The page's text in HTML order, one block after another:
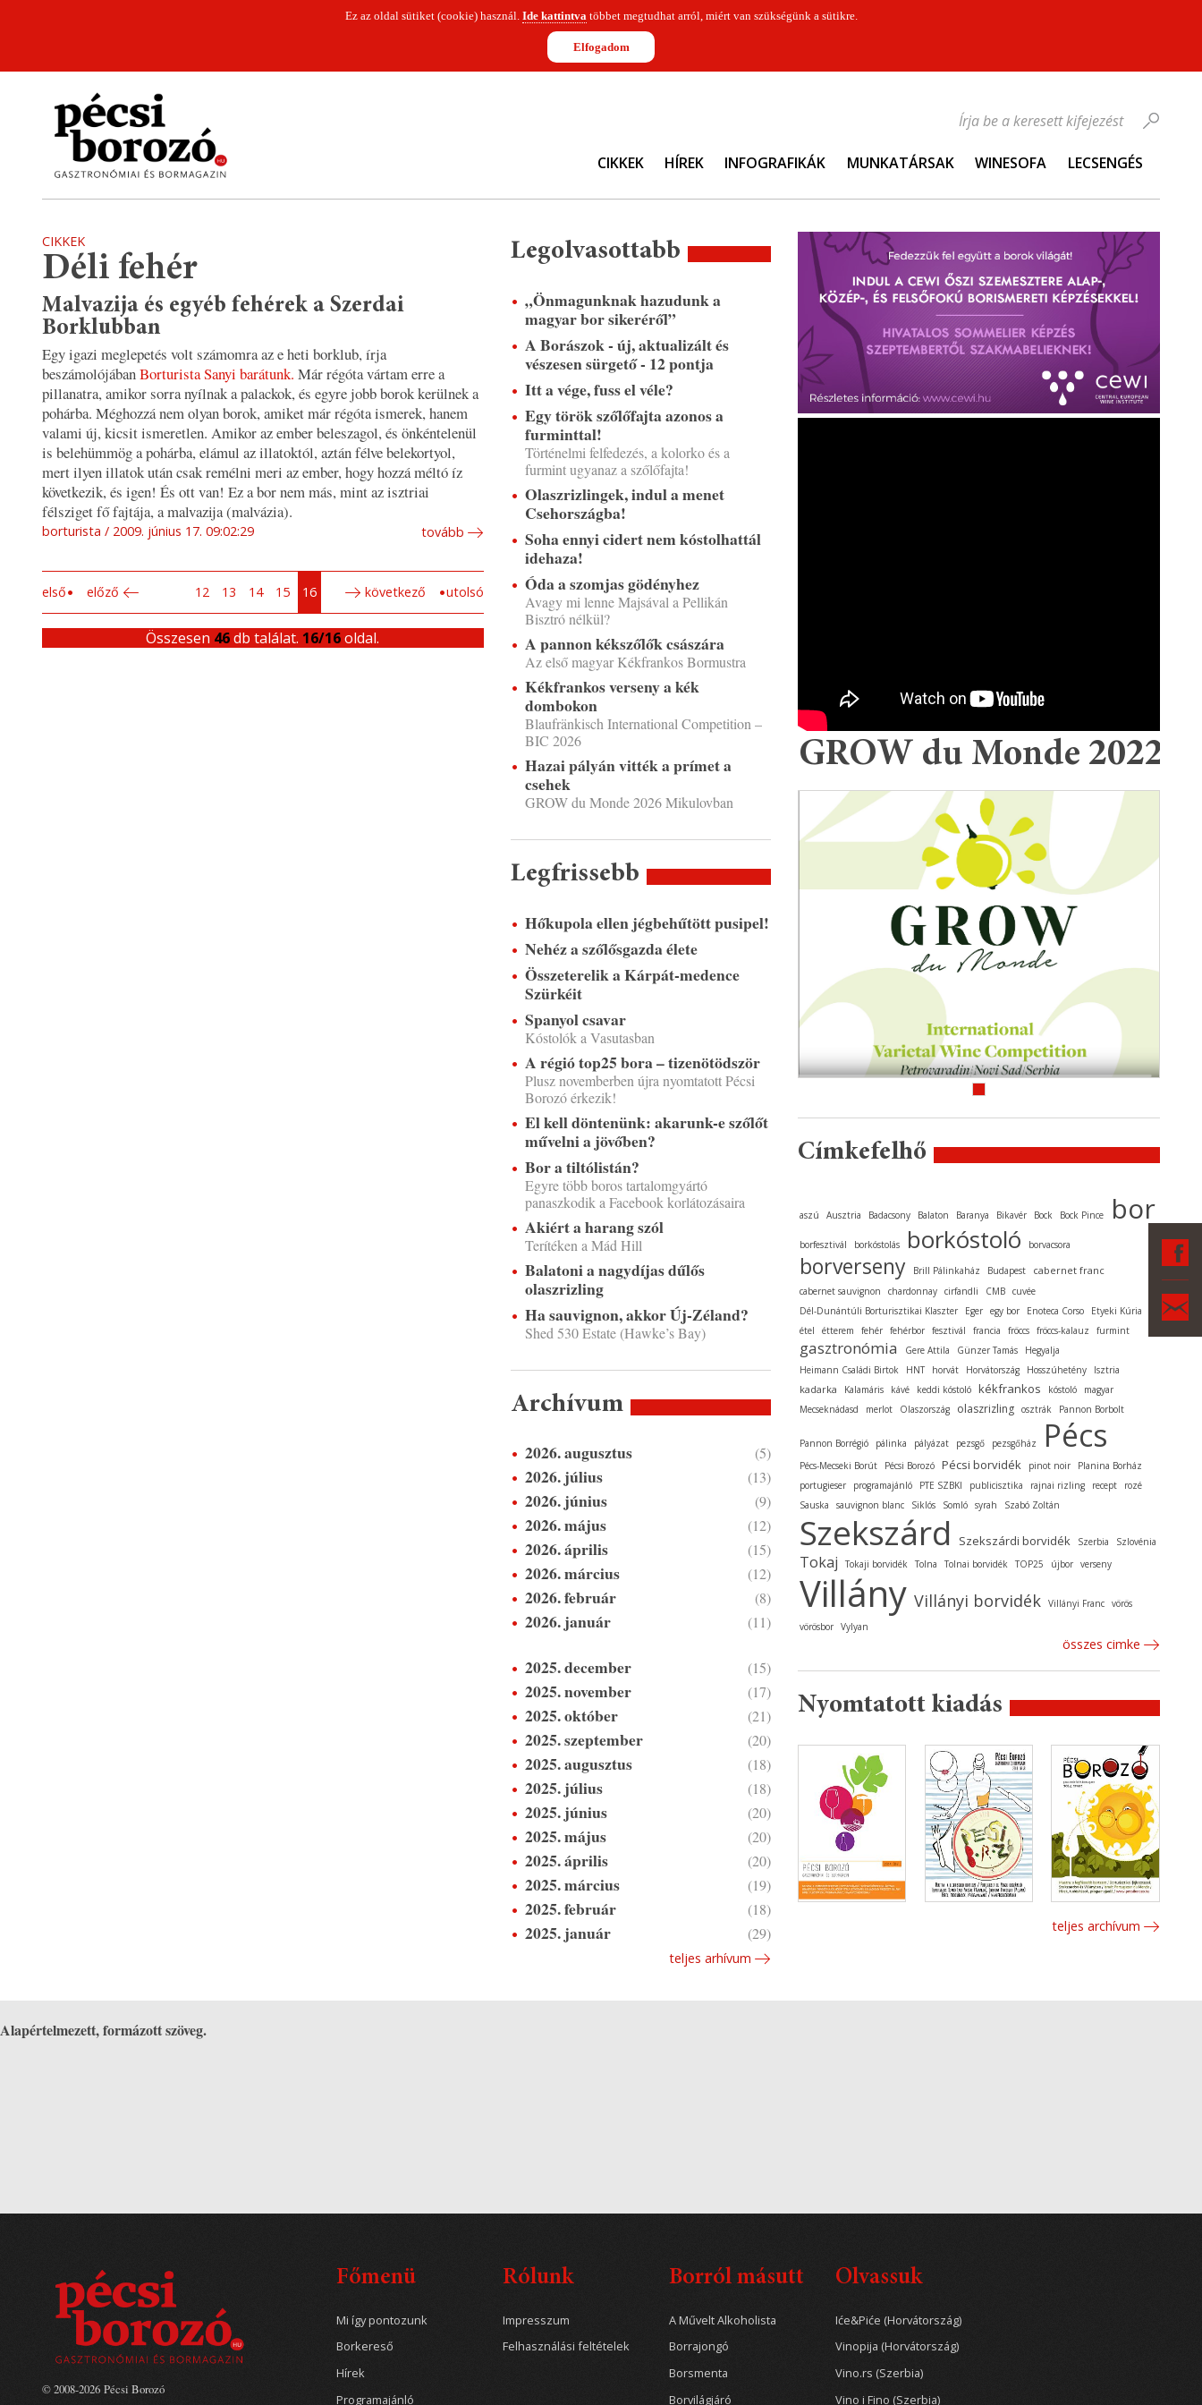
Ez az oldal sütiket (cookie) használ. Ide kattintvatöbbet megtudhat arról, miért van szükségünk a sütikre.
Elfogadom
CIKKEK HÍREK INFOGRAFIKÁK MUNKATÁRSAK WINESOFA LECSENGÉS
Írja be a keresett kifejezést
CIKKEK
Déli fehér
Malvazija és egyéb fehérek a Szerdai
Borklubban
Egy igazi meglepetés volt számomra az e heti borklub, írja
beszámolójábanBorturista Sanyi barátunk. Már régóta vártam erre a
pillanatra, amikor sorra nyílnak a palackok, és egyre jobb borok kerülnek a
pohárba. Méghozzá nem olyan borok, amiket már régóta ismerek, hanem
valami új, kicsit ismeretlen. Amikor az ember beleszagol, és önkéntelenül
is belehümmög a pohárba, elámul az illatoktól, aztán félve belekortyol,
mert ilyen illatok után csak remélni meri az ember, hogy hozzá méltó íz
következik, és igen! És ott van! Ez a bor nem más, mint az isztriai
félsziget fő fajtája, a malvazija (malvázia).
borturista 2009. június 17. 09:02:29 tovább
első előző 12 13 14 15 16 következő utolsó
Összesen 46db találat. 16/16oldal.
Legolvasottabb
„Önmagunknak hazudunk a
magyar bor sikeréről”
A Borászok - új, aktualizált és
vészesen sürgető - 12 pontja
Itt a vége, fuss el véle?
Egy török szőlőfajta azonos a
furminttal!
Történelmi felfedezés, a kolorko és a
furmint ugyanaz a szőlőfajta!
Olaszrizlingek, indul a menet
Csehországba!
Soha ennyi cidert nem kóstolhattál
idehaza!
Óda a szomjas gödényhez
Avagy mi lenne Majsával a Pellikán
Bisztró nélkül?
A pannon kékszőlők császára
Az első magyar Kékfrankos Bormustra
Kékfrankos verseny a kék
dombokon
Blaufränkisch International Competition –
BIC 2026
Hazai pályán vitték a prímet a
csehek
GROW du Monde 2026 Mikulovban
Legfrissebb
Hőkupola ellen jégbehűtött pusipel!
Nehéz a szőlősgazda élete
Összeterelik a Kárpát-medence
Szürkéit
Spanyol csavar
Kóstolók a Vasutasban
A régió top25 bora – tizenötödször
Plusz novemberben újra nyomtatott Pécsi
Borozó érkezik!
El kell döntenünk: akarunk-e szőlőt
művelni a jövőben?
Bor a tiltólistán?
Egyre több boros tartalomgyártó
panaszkodik a Facebook korlátozásaira
Akiért a harang szól
Terítéken a Mád Hill
Balatoni a nagydíjas dűlős
olaszrizling
Ha sauvignon, akkor Új-Zéland?
Shed 530 Estate (Hawke’s Bay)
Archívum
2026. augusztus (5)
2026. július (13)
2026. június (9)
2026. május (12)
2026. április (15)
2026. március (12)
2026. február (8)
2026. január (11)
2025. december (15)
2025. november (17)
2025. október (21)
2025. szeptember (20)
2025. augusztus (18)
2025. július (18)
2025. június (20)
2025. május (20)
2025. április (20)
2025. március (19)
2025. február (18)
2025. január (29)
teljes arhívum
GROW du Monde 2022
Címkefelhő
aszú Ausztria Badacsony Balaton Baranya Bikavér Bock Bock Pince bor
borfesztivál borkóstolás borkóstoló borvacsora
borverseny Brill Pálinkaház Budapest cabernet franc
cabernet sauvignon chardonnay cirfandli CMB cuvée
Dél-Dunántúli Borturisztikai Klaszter
Eger egy bor Enoteca Corso
Etyeki Kúria
étel
étterem fehér fehérbor fesztivál francia fröccs fröccs-kalauz furmint
gasztronómia Gere Attila Günzer Tamás
Hegyalja
Heimann Családi Birtok
HNT horvát Horvátország Hosszúhetény Isztria
kadarka Kalamáris kávé keddi kóstoló kékfrankos kóstoló
magyar
Mecseknádasd
merlot Olaszország olaszrizling osztrák Pannon Borbolt
Pannon Borrégió pálinka pályázat pezsgő pezsgőház Pécs
Pécs-Mecseki Borút Pécsi Borozó Pécsi borvidék pinot noir
Planina Borház
portugieser
programajánló PTE SZBKI publicisztika rajnai rizling recept
rozé
Sauska
sauvignon blanc Siklós Somló syrah Szabó Zoltán
Szekszárd Szekszárdi borvidék Szerbia Szlovénia
Tokaj Tokaji borvidék Tolna Tolnai borvidék TOP25 újbor verseny
Villány Villányi borvidék Villányi Franc vörös
vörösbor Vylyan
összes cimke
Nyomtatott kiadás
teljes archívum
Alapértelmezett, formázott szöveg.
Főmenü
Mi így pontozunk
Borkereső
Hírek
Programajánló
Rólunk
Impresszum
Felhasználási feltételek
Borról másutt
A Művelt Alkoholista
Borrajongó
Borsmenta
Borvilágjáró
Olvassuk
Iće&Piće (Horvátország)
Vinopija (Horvátország)
Vino.rs (Szerbia)
Vino i Fino (Szerbia)
© 2008-2026 Pécsi Borozó